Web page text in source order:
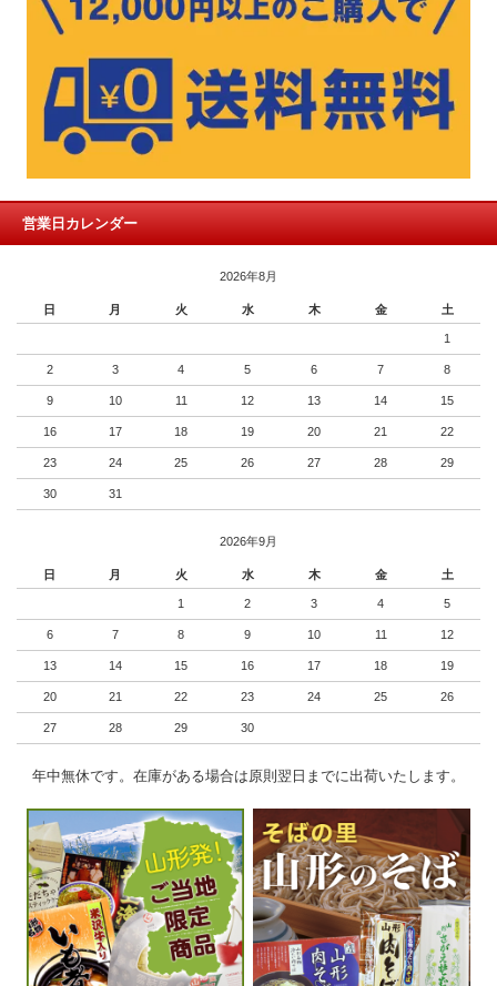
営業日カレンダー
2026年8月
日 月 火 水 木 金 土
1
2 3 4 5 6 7 8
9 10 11 12 13 14 15
16 17 18 19 20 21 22
23 24 25 26 27 28 29
30 31
2026年9月
日 月 火 水 木 金 土
1 2 3 4 5
6 7 8 9 10 11 12
13 14 15 16 17 18 19
20 21 22 23 24 25 26
27 28 29 30
年中無休です。在庫がある場合は原則翌日までに出荷いたします。